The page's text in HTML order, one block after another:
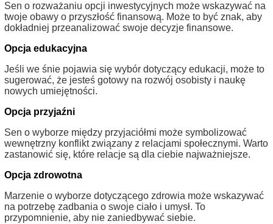
Sen o rozważaniu opcji inwestycyjnych może wskazywać na
twoje obawy o przyszłość finansową. Może to być znak, aby
dokładniej przeanalizować swoje decyzje finansowe.
Opcja edukacyjna
Jeśli we śnie pojawia się wybór dotyczący edukacji, może to
sugerować, że jesteś gotowy na rozwój osobisty i naukę
nowych umiejętności.
Opcja przyjaźni
Sen o wyborze między przyjaciółmi może symbolizować
wewnętrzny konflikt związany z relacjami społecznymi. Warto
zastanowić się, które relacje są dla ciebie najważniejsze.
Opcja zdrowotna
Marzenie o wyborze dotyczącego zdrowia może wskazywać
na potrzebę zadbania o swoje ciało i umysł. To
przypomnienie, aby nie zaniedbywać siebie.